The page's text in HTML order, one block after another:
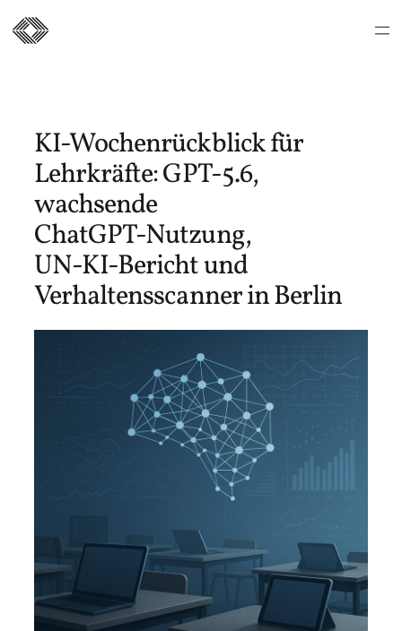
KI‑Wochenrückblick für
Lehrkräfte: GPT‑5.6,
wachsende
ChatGPT‑Nutzung,
UN‑KI‑Bericht und
Verhaltensscanner in Berlin